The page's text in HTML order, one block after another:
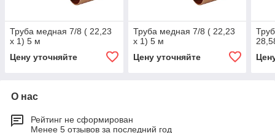
Труба медная 7/8 ( 22,23
x 1) 5 м
Цену уточняйте
Труба медная 7/8 ( 22,23
x 1) 5 м
Цену уточняйте
О нас
Рейтинг не сформирован
Менее 5 отзывов за последний год